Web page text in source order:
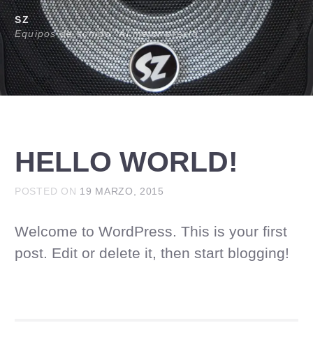
Ir
al
contenido
SZ
Equipos de sonido "Al mejor precio"
HELLO WORLD!
POSTED ON 19 MARZO, 2015
Welcome to WordPress. This is your first
post. Edit or delete it, then start blogging!